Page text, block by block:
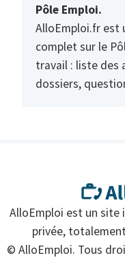
Pôle Emploi.
AlloEmploi.fr est
complet sur le
travail : liste des
dossiers,
AlloEmploi est un site
privée,
© AlloEmploi. Tous